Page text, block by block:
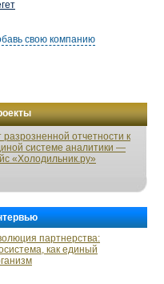
свою компанию
разрозненной отчетности к
системе аналитики —
«Холодильник.ру»
партнерства:
как единый